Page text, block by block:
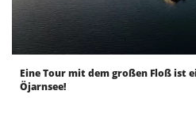
Eine Tour mit dem großen Floß ist
Öjarnsee!